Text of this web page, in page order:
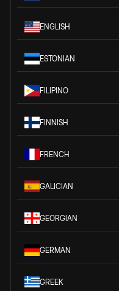
ENGLISH
ESTONIAN
FILIPINO
FINNISH
FRENCH
GALICIAN
GEORGIAN
GERMAN
GREEK